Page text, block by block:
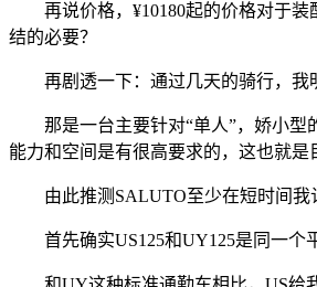
再说价格，¥10180起的价格对于装
结的必要？
再剧透一下：通过几天的骑行，我明
那是一台主要针对“单人”，娇小型
能力和空间是有很高要求的，这也就是
由此推测SALUTO至少在短时间我认
首先确实US125和UY125是同一个平